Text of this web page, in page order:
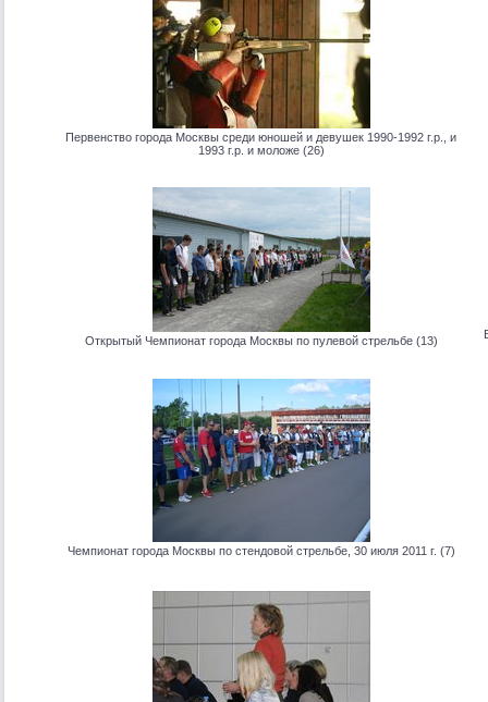
Первенство города Москвы среди юношей и девушек 1990-1992 г.р., и
1993 г.р. и моложе (26)
Открытый Чемпионат города Москвы по пулевой стрельбе (13)
Чемпионат города Москвы по стендовой стрельбе, 30 июля 2011 г. (7)